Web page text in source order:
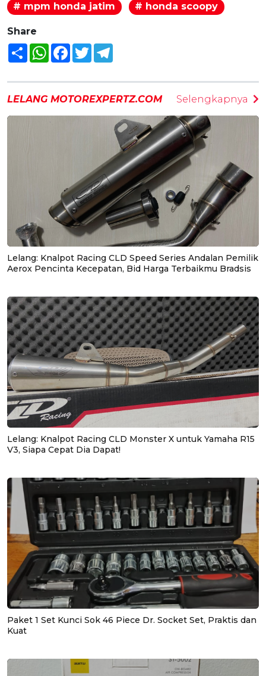
# mpm honda jatim
# honda scoopy
Share
Share WhatsAppFacebook
Twitter
LELANG MOTOREXPERTZ.COM Selengkapnya
Lelang: Knalpot Racing CLD Speed Series Andalan Pemilik
Aerox Pencinta Kecepatan, Bid Harga Terbaikmu Bradsis
Lelang: Knalpot Racing CLD Monster X untuk Yamaha R15
V3, Siapa Cepat Dia Dapat!
Paket 1 Set Kunci Sok 46 Piece Dr. Socket Set, Praktis dan
Kuat